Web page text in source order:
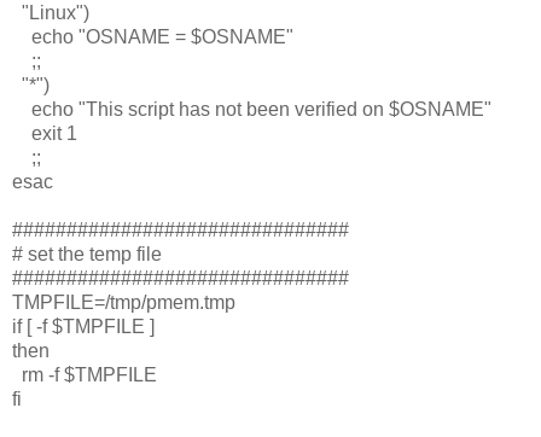
"Linux")
echo "OSNAME = $OSNAME"
;;
"*")
echo "This script has not been verified on $OSNAME"
exit 1
;;
esac
###############################
# set the temp file
###############################
TMPFILE=/tmp/pmem.tmp
if [ -f $TMPFILE ]
then
rm -f $TMPFILE
fi